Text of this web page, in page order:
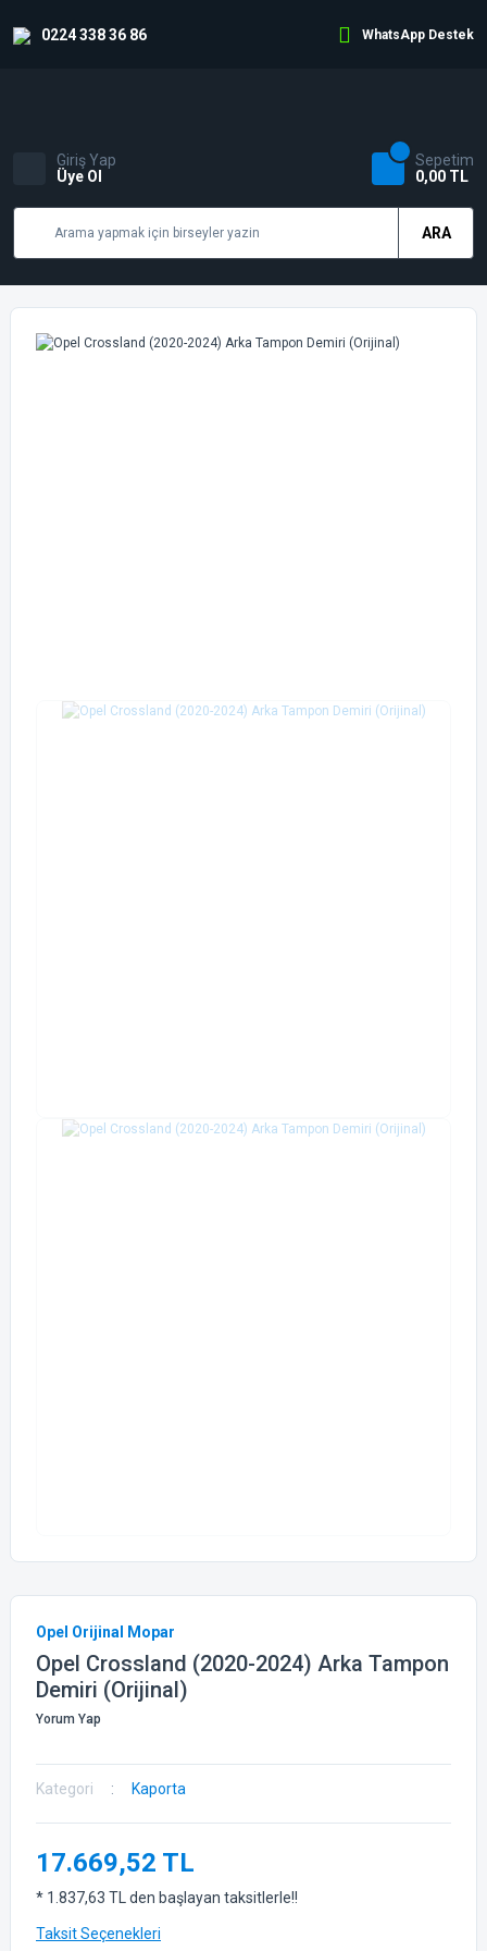
0224 338 36 86 WhatsApp Destek
ARA
Giriş Yap
Üye Ol
Sepetim
0,00 TL
Opel Orijinal Mopar
Opel Crossland (2020-2024) Arka Tampon
Demiri (Orijinal)
Yorum Yap
Kategori Kaporta
17.669,52 TL
* 1.837,63 TL den başlayan taksitlerle!!
Taksit Seçenekleri